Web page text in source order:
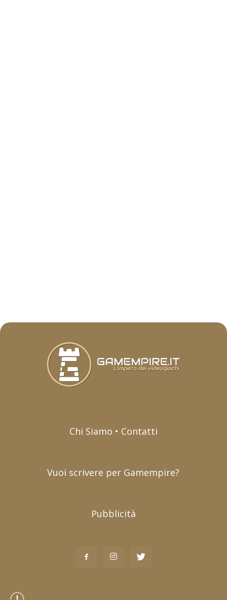
Chi Siamo • Contatti
Vuoi scrivere per Gamempire?
Pubblicità